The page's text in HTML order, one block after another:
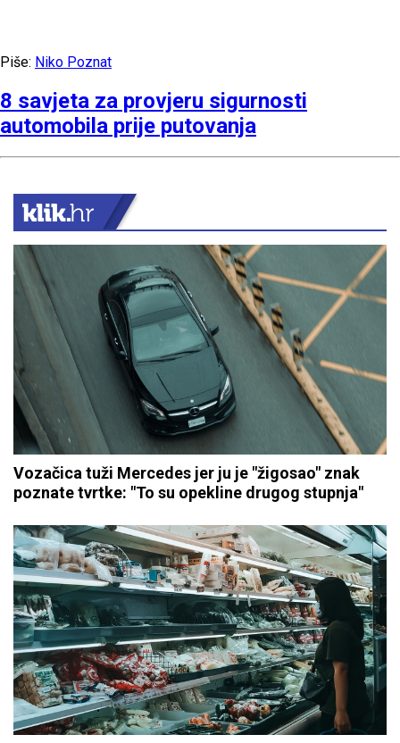
Piše: Niko Poznat
8 savjeta za provjeru sigurnosti
automobila prije putovanja
Vozačica tuži Mercedes jer ju je "žigosao" znak
poznate tvrtke: "To su opekline drugog stupnja"